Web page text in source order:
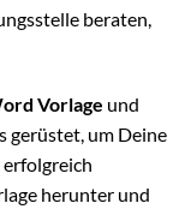
beraten,
Vorlage und
gerüstet, um Deine
erfolgreich
herunter und